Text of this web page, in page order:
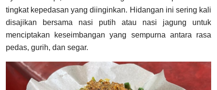
tingkat kepedasan yang diinginkan. Hidangan ini sering kali
disajikan bersama nasi putih atau nasi jagung untuk
menciptakan keseimbangan yang sempurna antara rasa
pedas, gurih, dan segar.